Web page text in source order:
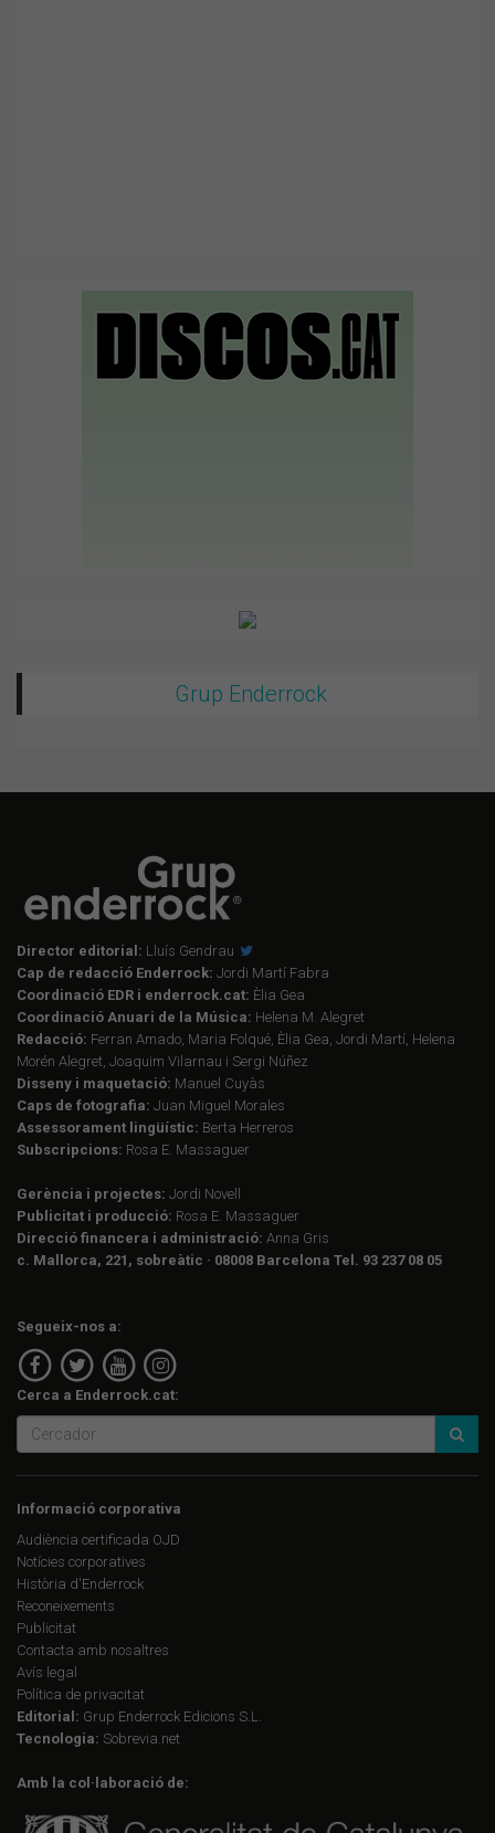
Grup Enderrock
Director editorial: Lluís Gendrau
Cap de redacció Enderrock: Jordi Martí Fabra
Coordinació EDR i enderrock.cat: Èlia Gea
Coordinació Anuari de la Música: Helena M. Alegret
Redacció: Ferran Amado, Maria Folqué, Èlia Gea, Jordi Martí, Helena
Morén Alegret, Joaquim Vilarnau i Sergi Núñez
Disseny i maquetació: Manuel Cuyàs
Caps de fotografia: Juan Miguel Morales
Assessorament lingüístic: Berta Herreros
Subscripcions: Rosa E. Massaguer
Gerència i projectes: Jordi Novell
Publicitat i producció: Rosa E. Massaguer
Direcció financera i administració: Anna Gris
c. Mallorca, 221, sobreàtic · 08008 Barcelona Tel. 93 237 08 05
Segueix-nos a:
Cerca a Enderrock.cat:
Informació corporativa
Audiència certificada OJD
Notícies corporatives
Història d'Enderrock
Reconeixements
Publicitat
Contacta amb nosaltres
Avís legal
Política de privacitat
Editorial: Grup Enderrock Edicions S.L.
Tecnologia: Sobrevia.net
Amb la col·laboració de: